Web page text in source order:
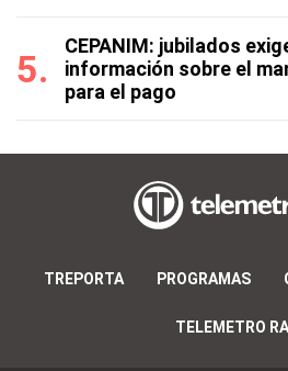
CEPANIM: jubilados
información sobre el
para el pago
TREPORTA PROGRAMAS
TELEMETRO